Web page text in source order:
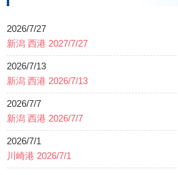
2026/7/27
新潟 西港 2027/7/27
2026/7/13
新潟 西港 2026/7/13
2026/7/7
新潟 西港 2026/7/7
2026/7/1
川崎港 2026/7/1